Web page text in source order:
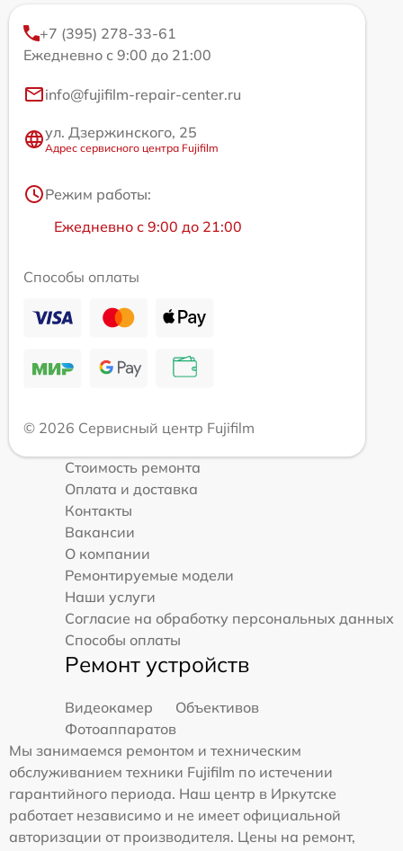
+7 (395) 278-33-61
Ежедневно с 9:00 до 21:00
info@fujifilm-repair-center.ru
ул. Дзержинского, 25
Адрес сервисного центра Fujifilm
Режим работы:
Ежедневно с 9:00 до 21:00
Способы оплаты
© 2026 Сервисный центр Fujifilm
Стоимость ремонта
Оплата и доставка
Контакты
Вакансии
О компании
Ремонтируемые модели
Наши услуги
Согласие на обработку персональных данных
Способы оплаты
Ремонт устройств
Видеокамер
Объективов
Фотоаппаратов
Мы занимаемся ремонтом и техническим
обслуживанием техники Fujifilm по истечении
гарантийного периода. Наш центр в Иркутске
работает независимо и не имеет официальной
авторизации от производителя. Цены на ремонт,